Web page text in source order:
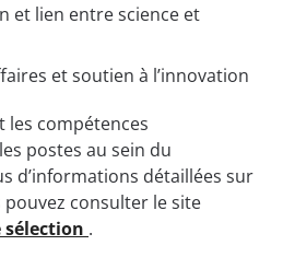
et lien entre science et
et soutien à l’innovation
les compétences
postes au sein du
d’informations détaillées sur
consulter le site
sélection .